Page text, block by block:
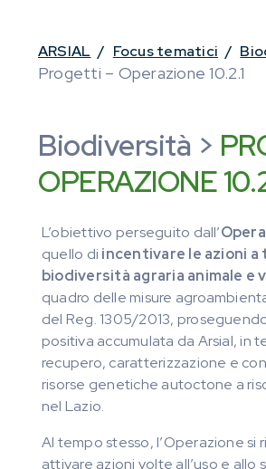
ARSIAL / Focus tematici /
Progetti – Operazione 10.2.1
Biodiversità >
OPERAZIONE
L’obiettivo perseguito dall’
quello di incentivare le azioni a
biodiversità agraria animale e
quadro delle misure
del Reg. 1305/2013,
positiva accumulata da Arsial, in
recupero, caratterizzazione e
risorse genetiche autoctone a
nel Lazio.
Al tempo stesso, l’Operazione si
attivare azioni volte all’uso e allo